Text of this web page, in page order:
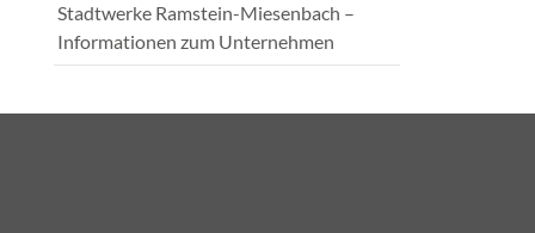
Stadtwerke Ramstein-Miesenbach –
Informationen zum Unternehmen